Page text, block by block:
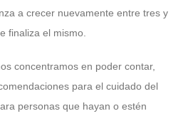
a crecer nuevamente entre tres y
finaliza el mismo.
concentramos en poder contar,
para el cuidado del
personas que hayan o estén